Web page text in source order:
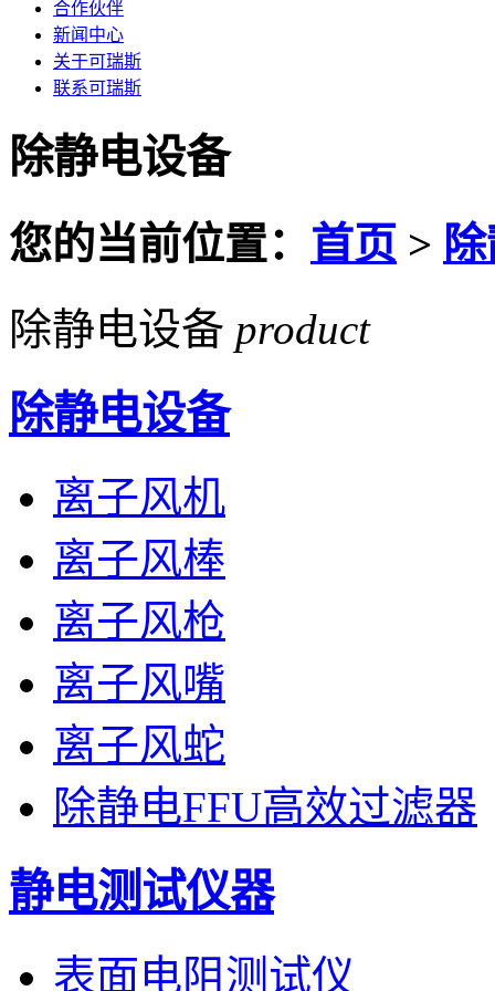
合作伙伴
新闻中心
关于可瑞斯
联系可瑞斯
除静电设备
您的当前位置： 首页 >
除静电设备 product
除静电设备
离子风机
离子风棒
离子风枪
离子风嘴
离子风蛇
除静电FFU高效过滤器
静电测试仪器
表面电阻测试仪